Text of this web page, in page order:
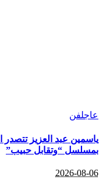
عاجلفن
بمسلسل “وتقابل حبيب”
2026-08-06